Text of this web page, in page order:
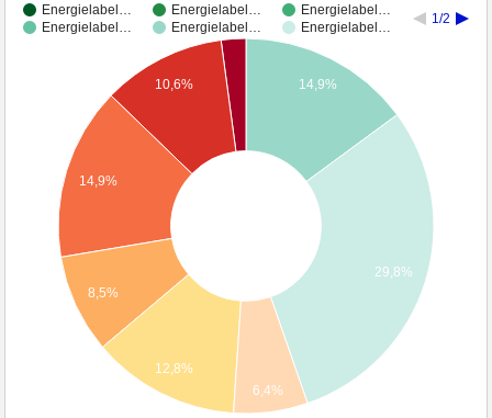
Energielabel… Energielabel…
Energielabel…
Energielabel…
Energielabel… Energielabel…
1/2
14,9%
29,8%
10,6%
14,9%
8,5%
12,8%
6,4%